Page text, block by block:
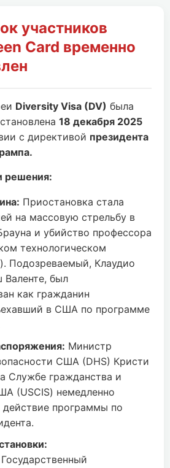
участников
Card временно
Diversity Visa (DV) была
18 декабря 2025
с директивой президента
решения:
Приостановка стала
на массовую стрельбу в
и убийство профессора
технологическом
Подозреваемый, Клаудио
был
как гражданин
в США по программе
Министр
США (DHS) Кристи
Службе гражданства и
(USCIS) немедленно
действие программы по
Государственный